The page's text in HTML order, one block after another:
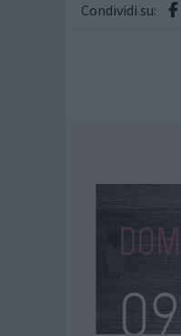
Condividi su: